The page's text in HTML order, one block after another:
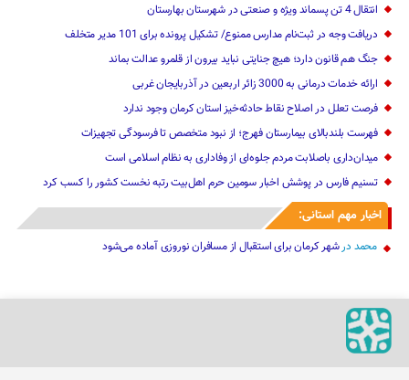
انتقال 4 تن پسماند ویژه و صنعتی در شهرستان بهارستان
دریافت وجه در ثبت‌نام مدارس ممنوع/ تشکیل پرونده برای 101 مدیر متخلف
جنگ هم قانون دارد؛ هیچ جنایتی نباید بیرون از قلمرو عدالت بماند
ارائه خدمات درمانی به 3000 زائر اربعین در آذربایجان‌ غربی
فرصت تعلل در اصلاح نقاط حادثه‌خیز استان کرمان وجود ندارد
فهرست بلندبالای بیمارستان فهرج؛ از نبود متخصص تا فرسودگی تجهیزات
میدان‌داری باصلابت مردم جلوه‌ای از وفاداری به نظام اسلامی است
تسنیم فارس در پوشش اخبار سومین حرم اهل‌بیت رتبه نخست کشور را کسب کرد
اخبار مهم استانی:
محمد درشهر کرمان برای استقبال از مسافران نوروزی آماده می‌شود